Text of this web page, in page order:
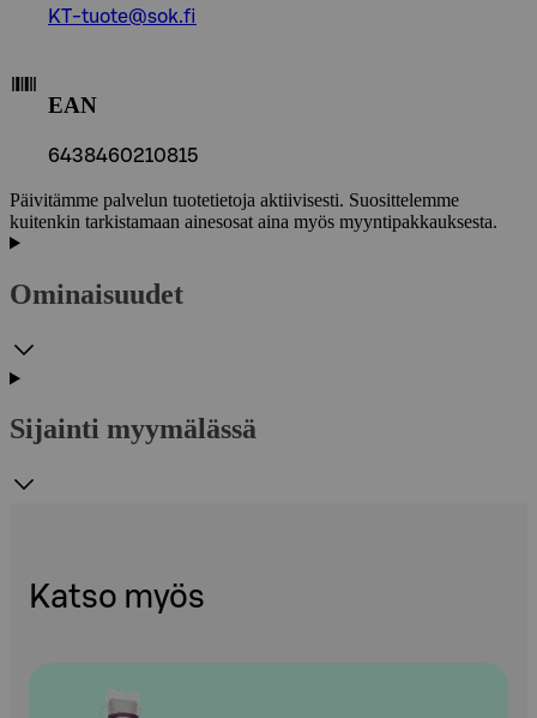
KT-tuote@sok.fi
EAN
6438460210815
Päivitämme palvelun tuotetietoja aktiivisesti. Suosittelemme
kuitenkin tarkistamaan ainesosat aina myös myyntipakkauksesta.
Ominaisuudet
Sijainti myymälässä
Katso myös